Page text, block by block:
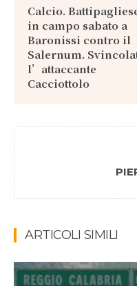
Calcio.
in campo sabato a
Baronissi contro il
Salernum.
l’attaccante
Cacciottolo
ARTICOLI SIMILI